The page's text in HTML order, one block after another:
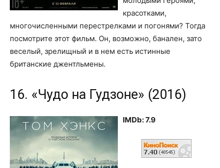
красотками,
многочисленными перестрелками и погонями? Тогда
посмотрите этот фильм. Он, возможно, банален, зато
веселый, зрелищный и в нем есть истинные
британские джентльмены.
16. «Чудо на Гудзоне» (2016)
IMDb: 7.9